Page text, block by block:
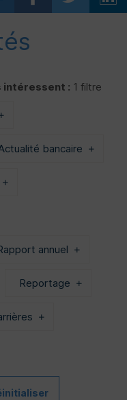
intéressent : 1 filtre
bancaire
annuel
Reportage